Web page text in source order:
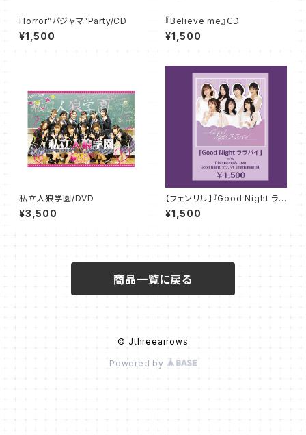
Horror”パジャマ”Party/CD
¥1,500
『Believe me』ＣＤ
¥1,500
私立人狼学園/DVD
¥3,500
【フェンリル】『Good Night ララ
バイ』ＣＤ
¥1,500
商品一覧に戻る
© Jthreearrows
Powered by